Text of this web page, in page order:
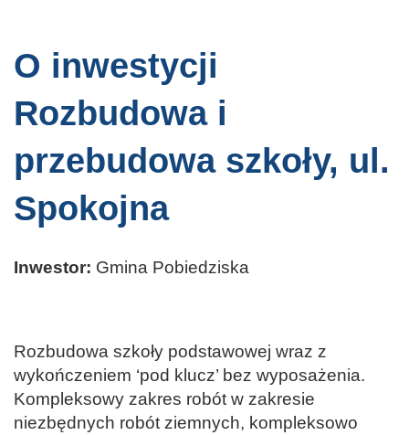
O inwestycji
Rozbudowa i
przebudowa szkoły, ul.
Spokojna
Inwestor: Gmina Pobiedziska
Rozbudowa szkoły podstawowej wraz z
wykończeniem ‘pod klucz’ bez wyposażenia.
Kompleksowy zakres robót w zakresie
niezbędnych robót ziemnych, kompleksowo